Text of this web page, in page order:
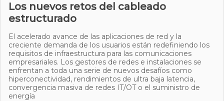
Los nuevos retos del cableado
estructurado
El acelerado avance de las aplicaciones de red y la
creciente demanda de los usuarios están redefiniendo los
requisitos de infraestructura para las comunicaciones
empresariales. Los gestores de redes e instalaciones se
enfrentan a toda una serie de nuevos desafíos como
hiperconectividad, rendimientos de ultra baja latencia,
convergencia masiva de redes IT/OT o el suministro de
energía